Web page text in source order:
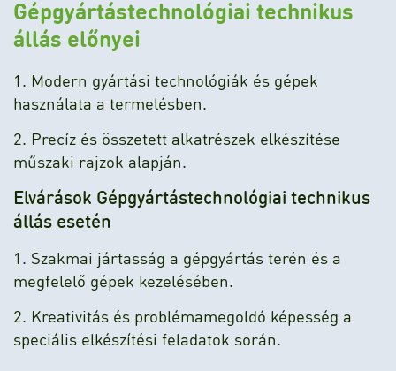
Gépgyártástechnológiai technikus
állás előnyei
1. Modern gyártási technológiák és gépek
használata a termelésben.
2. Precíz és összetett alkatrészek elkészítése
műszaki rajzok alapján.
Elvárások Gépgyártástechnológiai technikus
állás esetén
1. Szakmai jártasság a gépgyártás terén és a
megfelelő gépek kezelésében.
2. Kreativitás és problémamegoldó képesség a
speciális elkészítési feladatok során.